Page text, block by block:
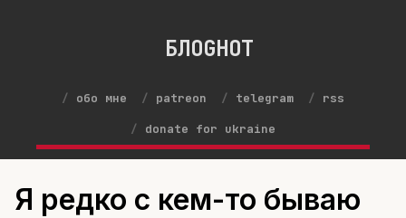
БЛОGНОТ
обо мне patreon telegram
rss
donate for ukraine
Я редко с кем-то бываю